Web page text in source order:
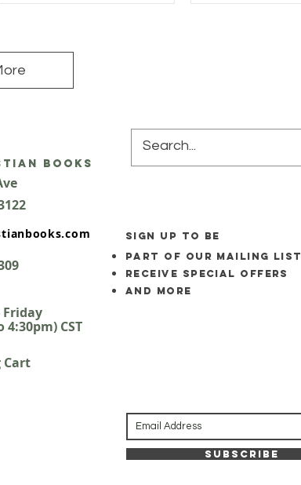
Books
Friday
CST
SIGN UP to be
part of our mailing list
Receive special offers
and more
Subscribe